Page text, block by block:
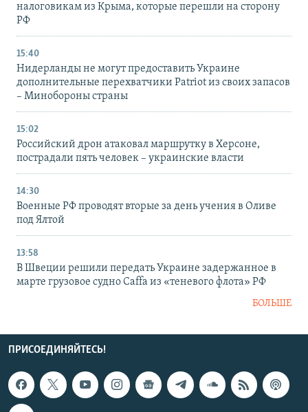
налоговикам из Крыма, которые перешли на сторону
РФ
15:40
Нидерланды не могут предоставить Украине
дополнительные перехватчики Patriot из своих запасов
– Минобороны страны
15:02
Российский дрон атаковал маршрутку в Херсоне,
пострадали пять человек – украинские власти
14:30
Военные РФ проводят вторые за день учения в Оливе
под Ялтой
13:58
В Швеции решили передать Украине задержанное в
марте грузовое судно Caffa из «теневого флота» РФ
БОЛЬШЕ
ПРИСОЕДИНЯЙТЕСЬ!